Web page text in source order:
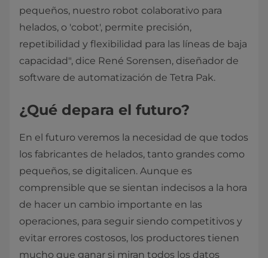
pequeños, nuestro robot colaborativo para
helados, o 'cobot', permite precisión,
repetibilidad y flexibilidad para las líneas de baja
capacidad", dice René Sorensen, diseñador de
software de automatización de Tetra Pak.
¿Qué depara el futuro?
En el futuro veremos la necesidad de que todos
los fabricantes de helados, tanto grandes como
pequeños, se digitalicen. Aunque es
comprensible que se sientan indecisos a la hora
de hacer un cambio importante en las
operaciones, para seguir siendo competitivos y
evitar errores costosos, los productores tienen
mucho que ganar si miran todos los datos